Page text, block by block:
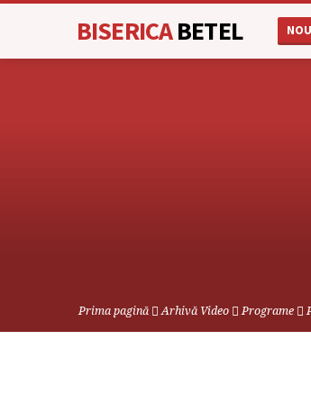
BISERICABETEL
Prima pagină Arhivă Video Programe